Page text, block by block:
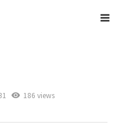
186 views